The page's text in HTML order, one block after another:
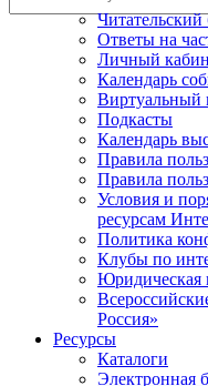
Ответы на
Личный
Календарь
Виртуальный
Подкасты
Календарь
Правила
Правила
Условия и
ресурсам
Политика
Клубы по
Юридическая
Россия»
Ресурсы
Каталоги
Электронная